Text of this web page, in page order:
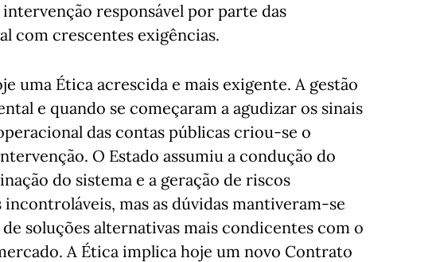
responsável por parte das
com crescentes exigências.
uma Ética acrescida e mais exigente. A gestão
e quando se começaram a agudizar os sinais
das contas públicas criou-se o
O Estado assumiu a condução do
do sistema e a geração de riscos
mas as dúvidas mantiveram-se
soluções alternativas mais condicentes com o
A Ética implica hoje um novo Contrato